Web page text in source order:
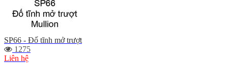
SP66 - Đố tĩnh mở trượt
1275
Liên hệ